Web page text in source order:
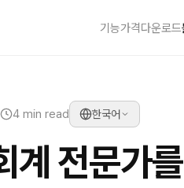
기능가격다운로드
4 min read 한국어
계 전문가